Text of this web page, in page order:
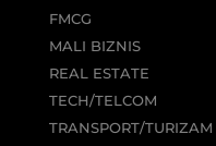
FMCG
MALI BIZNIS
REAL ESTATE
TECH/TELCOM
TRANSPORT/TURIZAM